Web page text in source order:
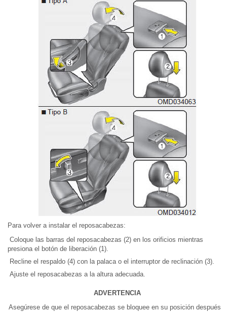
Para volver a instalar el reposacabezas:
Coloque las barras del reposacabezas (2) en los orificios mientras
presiona el botón de liberación (1).
Recline el respaldo (4) con la palaca o el interruptor de reclinación (3).
Ajuste el reposacabezas a la altura adecuada.
ADVERTENCIA
Asegúrese de que el reposacabezas se bloquee en su posición después